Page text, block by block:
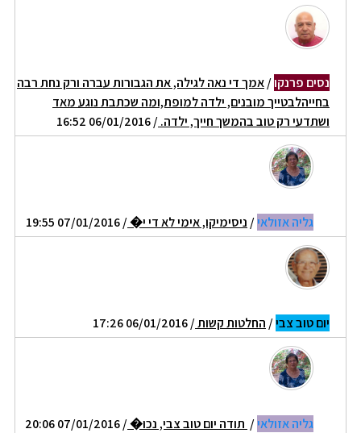
נסים פרנקו/אמך די נאה לגילה, את הגבורות עברה ורק נחת רבה
בחייהלבטייך מובנים, ילדה למופת,ומה שכתבת נוגע מאד
ושתדעי רק טוב בהמשך חייך, ילדה./ 06/01/2016 16:52
גליה אזולאי/ ניסימיקו, אימי לא די י�/ 07/01/2016 19:55
יום טוב צבי/ החלטות קשות/ 06/01/2016 17:26
גליה אזולאי/ תודה יום טוב צבי, נכו�/ 07/01/2016 20:06